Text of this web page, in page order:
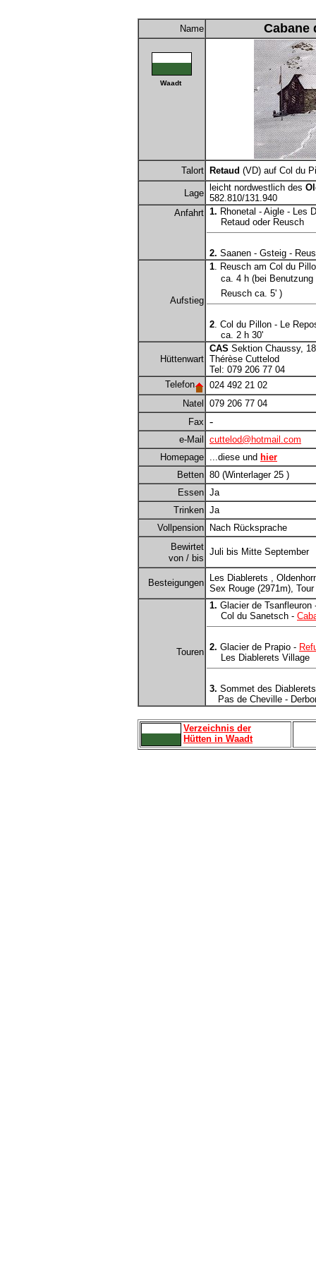
Name Cabane
Waadt
Talort Retaud (VD) auf Col du
Lage
leicht nordwestlich des
582.810/131.940
Anfahrt 1. Rhonetal - Aigle - Les
Retaud oder Reusch
2. Saanen - Gsteig -
Aufstieg
1. Reusch am Col du
ca. 4 h (bei
Reusch ca. 5' )
2. Col du Pillon - Le
ca. 2 h 30'
Hüttenwart
CAS Sektion Chaussy,
Thérèse Cuttelod
Tel: 079 206 77 04
Telefon
024 492 21 02
Natel
079 206 77 04
Fax -
e-Mail
cuttelod@hotmail.com
Homepage ...diese und hier
Betten 80 (Winterlager 25 )
Essen Ja
Trinken Ja
Vollpension
Nach Rücksprache
Bewirtet
von / bis
Juli bis Mitte September
Besteigungen
Les Diablerets ,
Sex Rouge (2971m),
Touren
1. Glacier de
Col du Sanetsch -
2. Glacier de Prapio -
Les Diablerets Village
3. Sommet des
Pas de Cheville -
Verzeichnis der
Hütten in Waadt